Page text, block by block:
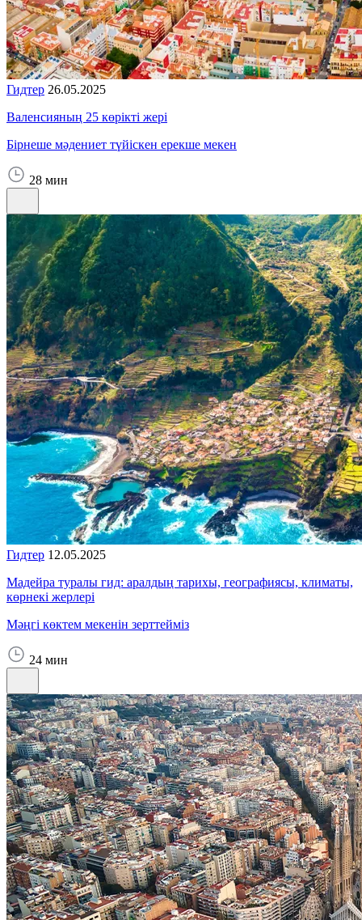
Гидтер 26.05.2025
Валенсияның 25 көрікті жері
Бірнеше мәдениет түйіскен ерекше мекен
28 мин
Гидтер 12.05.2025
Мадейра туралы гид: аралдың тарихы, географиясы, климаты,
көрнекі жерлері
Мәңгі көктем мекенін зерттейміз
24 мин